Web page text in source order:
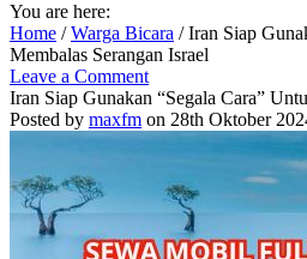
You are here:
Home /Warga Bicara /Iran Siap
Membalas Serangan Israel
Leave a Comment
Iran Siap Gunakan “Segala Cara”
Posted by maxfm on 28th Oktober